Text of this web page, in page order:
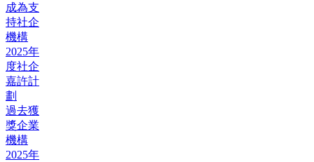
成為支
持社企
機構
2025年
度社企
嘉許計
劃
過去獲
獎企業
機構
2025年